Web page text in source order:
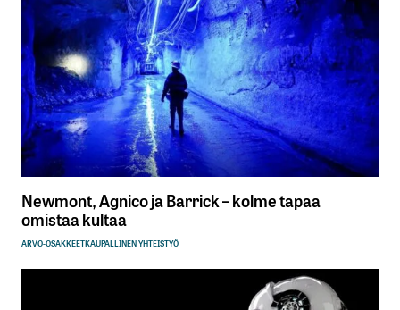
Newmont, Agnico ja Barrick – kolme tapaa
omistaa kultaa
ARVO-OSAKKEETKAUPALLINEN YHTEISTYÖ